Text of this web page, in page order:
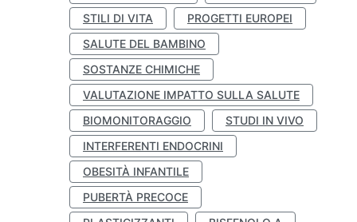
STILI DI VITA
PROGETTI EUROPEI
SALUTE DEL BAMBINO
SOSTANZE CHIMICHE
VALUTAZIONE IMPATTO SULLA SALUTE
BIOMONITORAGGIO
STUDI IN VIVO
INTERFERENTI ENDOCRINI
OBESITÀ INFANTILE
PUBERTÀ PRECOCE